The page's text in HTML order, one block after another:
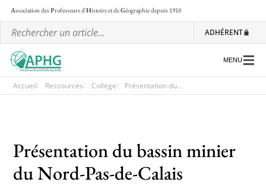
Association desProfesseurs d'Histoire et deGéographiedepuis 1910
ADHÉRENT
Les régionales
Les ateliers nationaux
MENU
Accueil Ressources Collège Présentation du...
Présentation du bassin minier
du Nord-Pas-de-Calais